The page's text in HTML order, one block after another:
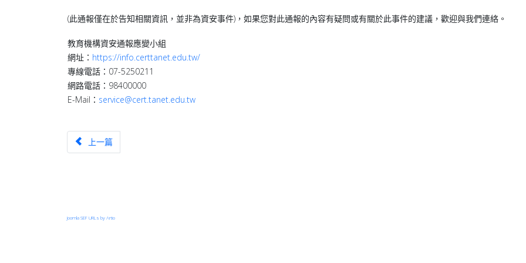
(此通報僅在於告知相關資訊，並非為資安事件)，如果您對此通報的內容有疑問或有關於此事件的建議，歡迎與我們連絡。
教育機構資安通報應變小組
網址： https://info.certtanet.edu.tw/
專線電話：07-5250211
網路電話：98400000
E-Mail： service@cert.tanet.edu.tw
上一篇文章：【漏洞預警】全景軟體｜IDExpert Windows Logon Agent - 存在2個漏洞
上一篇
Joomla SEF URLs by Artio